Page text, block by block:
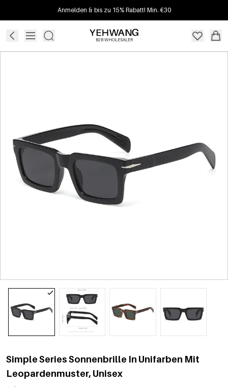
Anmelden & bis zu 15% Rabatt! Min. €30
B2B WHOLESALER
Simple Series Sonnenbrille In Unifarben Mit
Leopardenmuster, Unisex